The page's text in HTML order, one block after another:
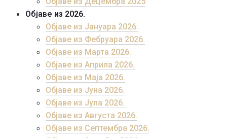
Објаве из 2026.
Објаве из Јануара 2026.
Објаве из Фебруара 2026.
Објаве из Марта 2026.
Објаве из Априла 2026.
Објаве из Маја 2026.
Објаве из Јуна 2026.
Објаве из Јула 2026.
Објаве из Августа 2026.
Објаве из Септембра 2026.